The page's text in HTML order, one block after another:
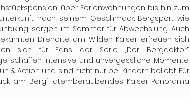
über Ferienwohnungen bis hin zum
nach seinem Geschmack. Bergsport wie
sorgen im Sommer für Abwechslung. Auch
Drehorte am Wilden Kaiser erfreuen sich
sich für Fans der Serie „Der Bergdoktor“.
schaffen intensive und unvergessliche Momente.
& Action und sind nicht nur bei Kindern beliebt. Für
am Berg“, atemberaubendes Kaiser-Panorama